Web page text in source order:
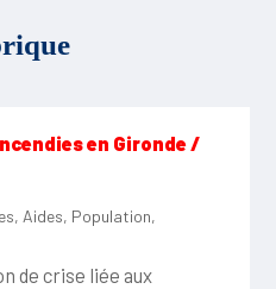
en Gironde /
, Aides, Population,
de crise liée aux